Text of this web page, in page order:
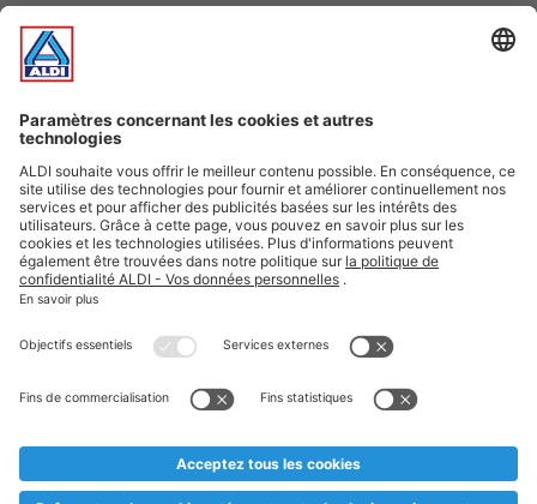
Offres
Infos essentielles
Suivez ALDI Belgique
Textes marqués d'un astérisque et mentions légales
* Nous vendons ces articles temporairement et jusqu'à
au cas où, malgré le planning bien étudié, nous serions
prématurément en rupture de stock. Prix Recupel et TVA incl.
** Sur ce site, l’utilisation de la forme masculine a été adoptée